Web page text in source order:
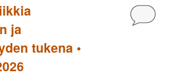
ja
tukena •